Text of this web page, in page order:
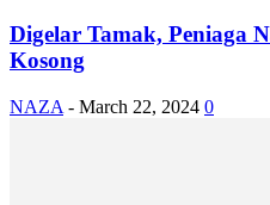
Digelar Tamak, Peniaga
Kosong
NAZA - March 22, 2024 0